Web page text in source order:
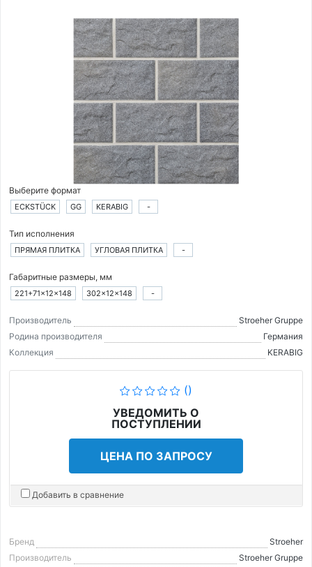
Выберите формат
ECKSTÜCK GG KERABIG -
Тип исполнения
ПРЯМАЯ ПЛИТКА УГЛОВАЯ ПЛИТКА -
Габаритные размеры, мм
221+71×12×148 302×12×148 -
Производитель
Stroeher Gruppe
Родина производителя
Германия
Коллекция
KERABIG
()
УВЕДОМИТЬ О
ПОСТУПЛЕНИИ
ЦЕНА ПО ЗАПРОСУ
Добавить в сравнение
Бренд
Stroeher
Производитель
Stroeher Gruppe